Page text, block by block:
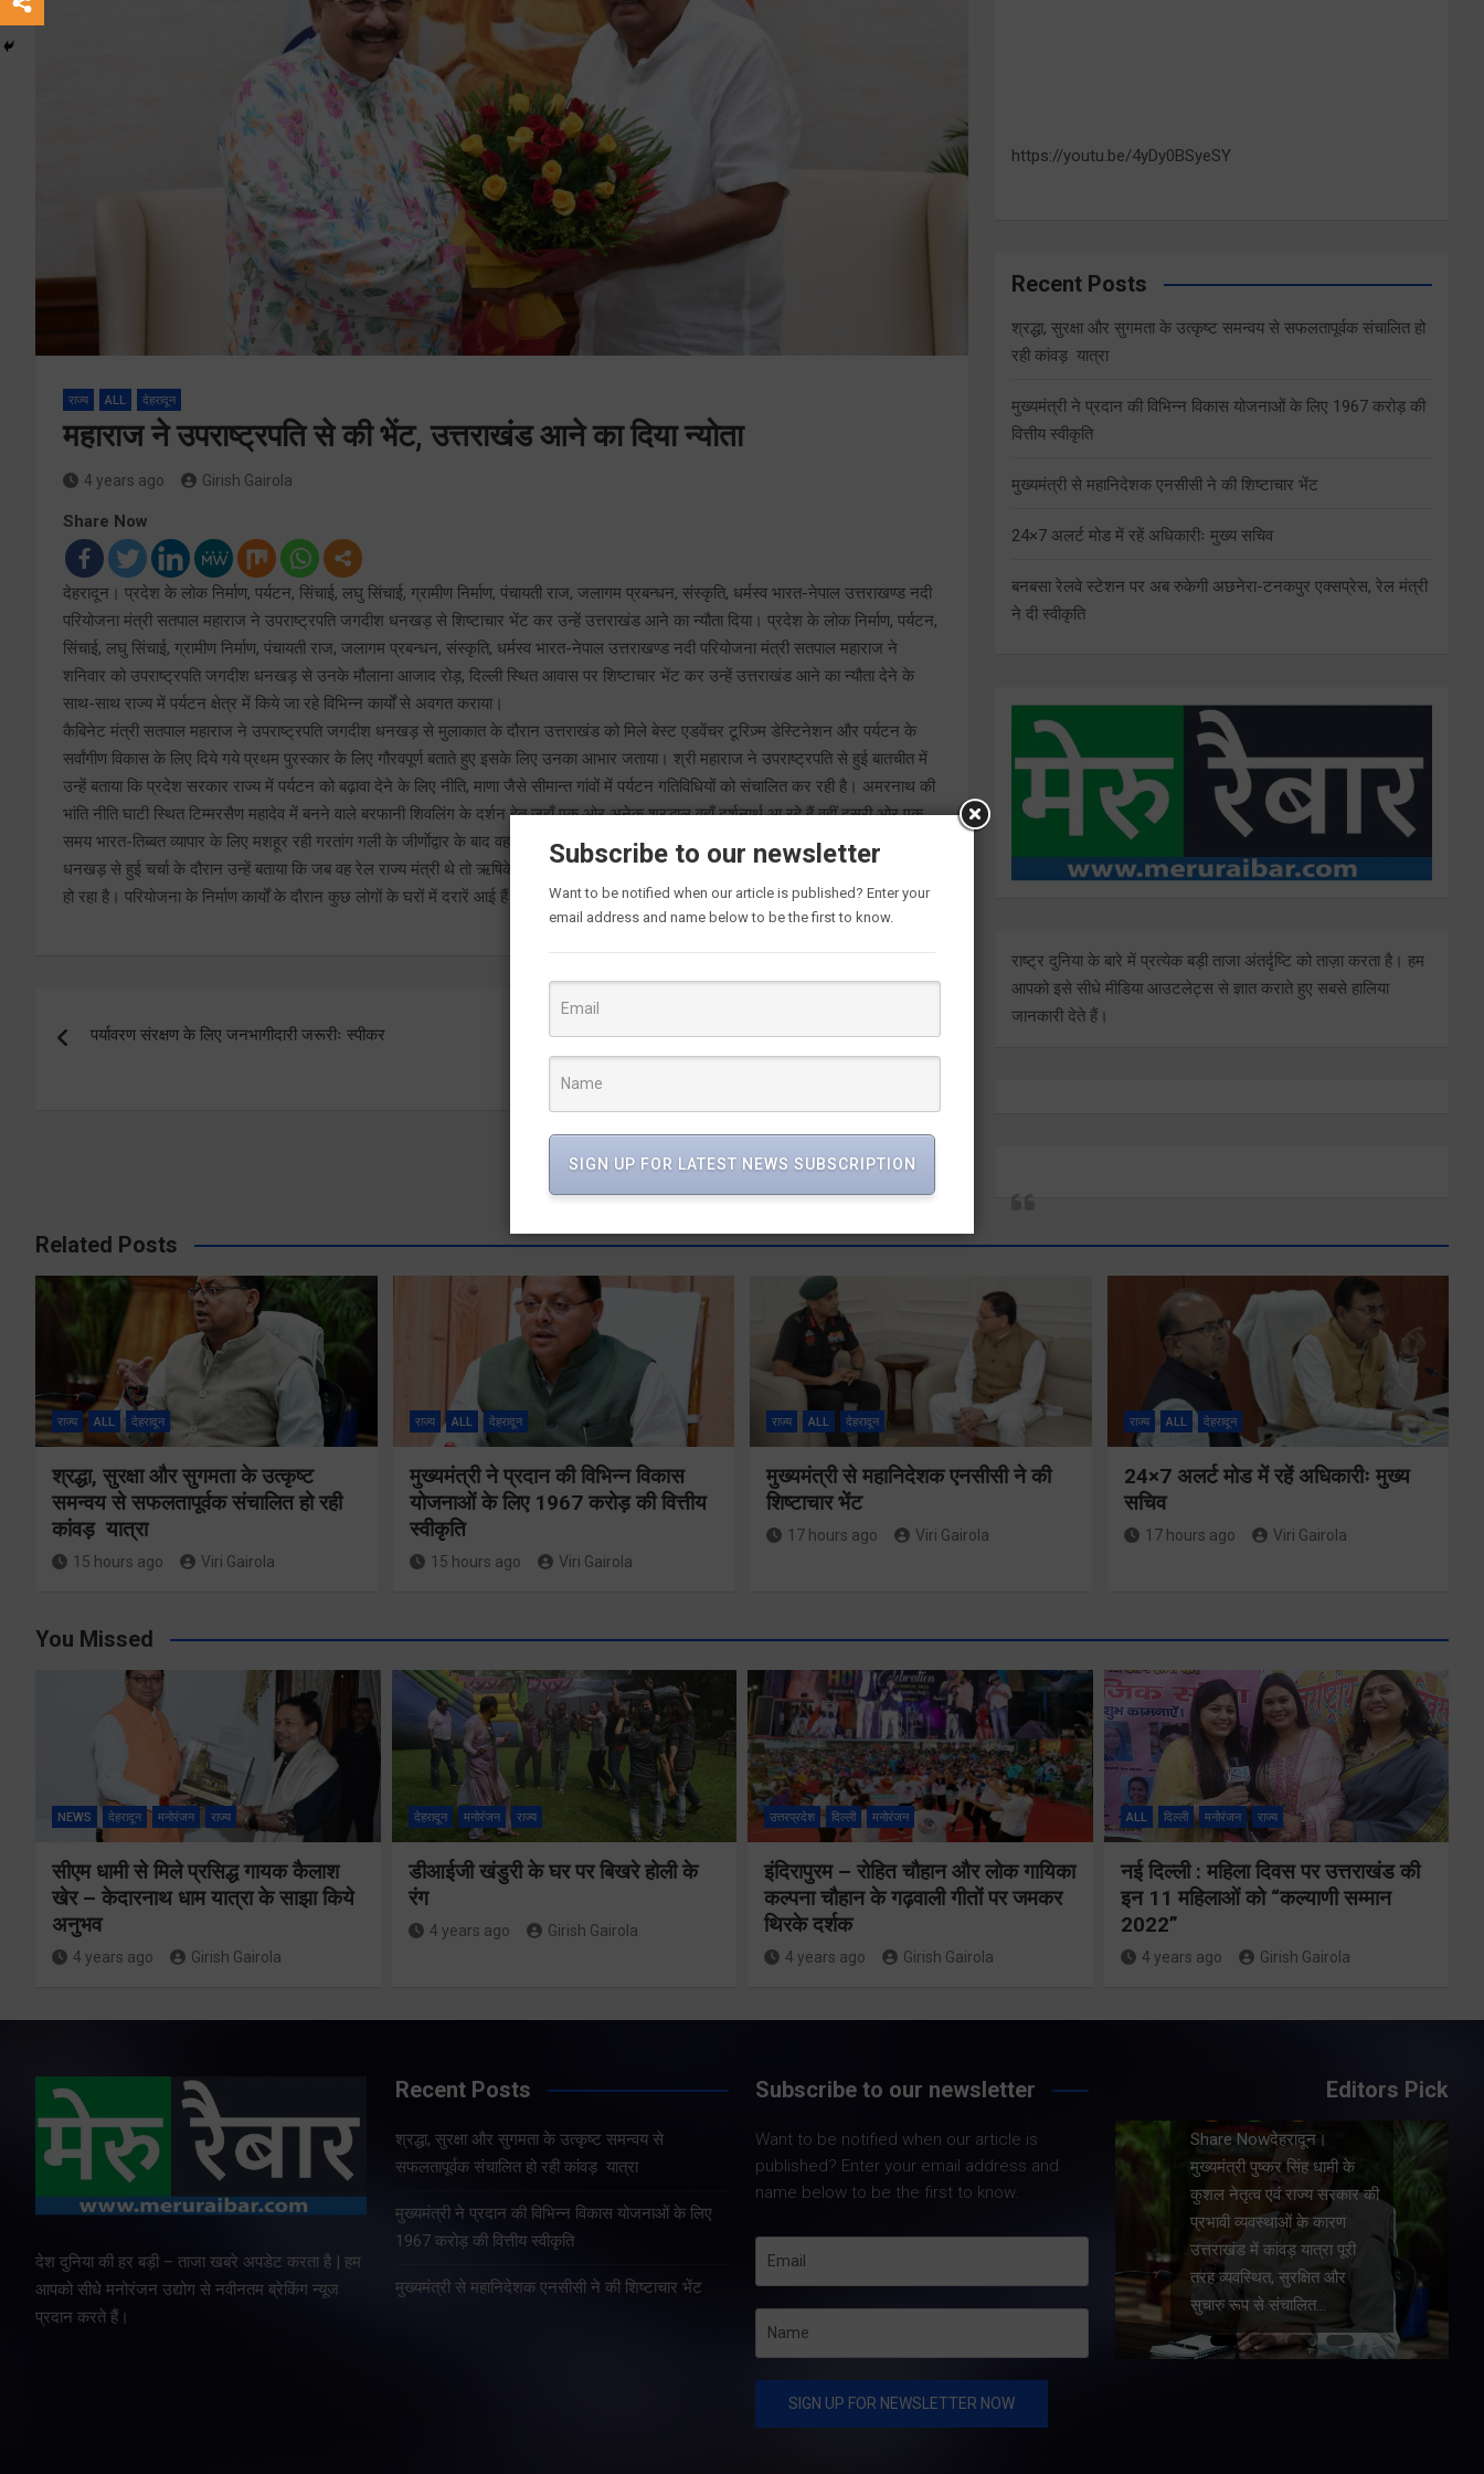
राज्य ALL देहरादून
महाराज ने उपराष्ट्रपति से की भेंट, उत्तराखंड आने का दिया न्योता
4 years ago Girish Gairola
Share Now
देहरादून। प्रदेश के लोक निर्माण, पर्यटन, सिंचाई, लघु सिंचाई, ग्रामीण निर्माण, पंचायती राज, जलागम प्रबन्धन, संस्कृति, धर्मस्व भारत-नेपाल उत्तराखण्ड नदी
परियोजना मंत्री सतपाल महाराज ने उपराष्ट्रपति जगदीश धनखड़ से शिष्टाचार भेंट कर उन्हें उत्तराखंड आने का न्यौता दिया। प्रदेश के लोक निर्माण, पर्यटन,
सिंचाई, लघु सिंचाई, ग्रामीण निर्माण, पंचायती राज, जलागम प्रबन्धन, संस्कृति, धर्मस्व भारत-नेपाल उत्तराखण्ड नदी परियोजना मंत्री सतपाल महाराज ने
शनिवार को उपराष्ट्रपति जगदीश धनखड़ से उनके मौलाना आजाद रोड़, दिल्ली स्थित आवास पर शिष्टाचार भेंट कर उन्हें उत्तराखंड आने का न्यौता देने के
साथ-साथ राज्य में पर्यटन क्षेत्र में किये जा रहे विभिन्न कार्यों से अवगत कराया।
कैबिनेट मंत्री सतपाल महाराज ने उपराष्ट्रपति जगदीश धनखड़ से मुलाकात के दौरान उत्तराखंड को मिले बेस्ट एडवेंचर टूरिज़्म डेस्टिनेशन और पर्यटन के
सर्वांगीण विकास के लिए दिये गये प्रथम पुरस्कार के लिए गौरवपूर्ण बताते हुए इसके लिए उनका आभार जताया। श्री महाराज ने उपराष्ट्रपति से हुई बातचीत में
उन्हें बताया कि प्रदेश सरकार राज्य में पर्यटन को बढ़ावा देने के लिए नीति, माणा जैसे सीमान्त गांवों में पर्यटन गतिविधियों को संचालित कर रही है। अमरनाथ की
भांति नीति घाटी स्थित टिम्मरसैण महादेव में बनने वाले बरफानी शिवलिंग के दर्शन हेतु जहाँ एक ओर अनेक श्रृद्धालु वहाँ दर्शनार्थ आ रहे हैं वहीं दूसरी ओर एक
समय भारत-तिब्बत व्यापार के लिए मशहूर रही गरतांग गली के जीर्णाेद्वार के बाद वहां भी बड़ी संख्या में पर्यटक आने लगे हैं। उन्हांेने उपराष्ट्रपति जगदीश
धनखड़ से हुई चर्चा के दौरान उन्हें बताया कि जब वह रेल राज्य मंत्री थे तो ऋषिकेश-कर्णप्रयाग रेलवे लाइन उनका ड्रीम प्रोजेक्ट था जो आज बनकर तैयार
हो रहा है। परियोजना के निर्माण कार्यों के दौरान कुछ लोगों के घरों में दरारें आई हैं जिसके लिए उन्हें शीघ्र ही मुआवजा दिया जायेगा।
navigation
पर्यावरण संरक्षण के लिए जनभागीदारी जरूरीः स्पीकर
उत्तराखण्ड राज्य आन्दोलकारी शहीदों को सीएम धामी ने दी
श्रद्धांजलि
https://youtu.be/4yDy0BSyeSY
Recent Posts
श्रद्धा, सुरक्षा और सुगमता के उत्कृष्ट समन्वय से सफलतापूर्वक संचालित हो
रही कांवड़ यात्रा
मुख्यमंत्री ने प्रदान की विभिन्न विकास योजनाओं के लिए 1967 करोड़ की
वित्तीय स्वीकृति
मुख्यमंत्री से महानिदेशक एनसीसी ने की शिष्टाचार भेंट
24×7 अलर्ट मोड में रहें अधिकारीः मुख्य सचिव
बनबसा रेलवे स्टेशन पर अब रुकेगी अछनेरा-टनकपुर एक्सप्रेस, रेल मंत्री
ने दी स्वीकृति
राष्ट्र दुनिया के बारे में प्रत्येक बड़ी ताजा अंतर्दृष्टि को ताज़ा करता है। हम
आपको इसे सीधे मीडिया आउटलेट्स से ज्ञात कराते हुए सबसे हालिया
जानकारी देते हैं।
Related Posts
राज्य ALL देहरादून
श्रद्धा, सुरक्षा और सुगमता के उत्कृष्ट
समन्वय से सफलतापूर्वक संचालित हो रही
कांवड़ यात्रा
15 hours ago Viri Gairola
राज्य ALL देहरादून
मुख्यमंत्री ने प्रदान की विभिन्न विकास
योजनाओं के लिए 1967 करोड़ की वित्तीय
स्वीकृति
15 hours ago Viri Gairola
राज्य ALL देहरादून
मुख्यमंत्री से महानिदेशक एनसीसी ने की
शिष्टाचार भेंट
17 hours ago Viri Gairola
राज्य ALL देहरादून
24×7 अलर्ट मोड में रहें अधिकारीः मुख्य
सचिव
17 hours ago Viri Gairola
You Missed
NEWS देहरादून मनोरंजन राज्य
सीएम धामी से मिले प्रसिद्ध गायक कैलाश
खेर – केदारनाथ धाम यात्रा के साझा किये
अनुभव
4 years ago Girish Gairola
देहरादून मनोरंजन राज्य
डीआईजी खंडुरी के घर पर बिखरे होली के
रंग
4 years ago Girish Gairola
उत्तरप्रदेश दिल्ली मनोरंजन
इंदिरापुरम – रोहित चौहान और लोक गायिका
कल्पना चौहान के गढ़वाली गीतों पर जमकर
थिरके दर्शक
4 years ago Girish Gairola
ALL दिल्ली मनोरंजन राज्य
नई दिल्ली : महिला दिवस पर उत्तराखंड की
इन 11 महिलाओं को “कल्याणी सम्मान
2022”
4 years ago Girish Gairola
देश दुनिया की हर बड़ी – ताजा खबरे अपडेट करता है | हम
आपको सीधे मनोरंजन उद्योग से नवीनतम ब्रेकिंग न्यूज
प्रदान करते हैं।
Recent Posts
श्रद्धा, सुरक्षा और सुगमता के उत्कृष्ट समन्वय से
सफलतापूर्वक संचालित हो रही कांवड़ यात्रा
मुख्यमंत्री ने प्रदान की विभिन्न विकास योजनाओं के लिए
1967 करोड़ की वित्तीय स्वीकृति
मुख्यमंत्री से महानिदेशक एनसीसी ने की शिष्टाचार भेंट
Subscribe to our newsletter
Want to be notified when our article is
published? Enter your email address and
name below to be the first to know.
Editors Pick
में रहें अधिकारीः
Share Nowदेहरादून। मुख्य
सचिव आनंद बर्द्धन ने गुरुवार को
राज्य आपातकालीन परिचालन
केंद्र पहुंचकर प्रदेश में लगातार
उत्पन्न स्थिति की विस्तृत समीक्षा
श्रद्धा, सुरक्षा और
सुगमता के
उत्कृष्ट समन्वय
से सफलतापूर्वक
कांवड़ यात्रा
Share Now
Share Nowदेहरादून।
मुख्यमंत्री पुष्कर सिंह धामी के
कुशल नेतृत्व एवं राज्य सरकार की
सुचारु रूप से संचालित…
मुख्यमंत्री ने
प्रदान की विभिन्न
विकास योजनाओं
के लिए 1967
करोड़ की वित्तीय
स्वीकृति
Share Nowदेहरादून।
मुख्यमंत्री पुष्कर सिंह धामी ने
प्रदेश में शहरी आधारभूत
सुविधाओं के सुदृढ़ीकरण तथा
जीआईएस आधारित जल-निकासी
योजना के लिए कुल 1967 करोड़
की वित्तीय स्वीकृति प्रदान की है।
…
Subscribe to our newsletter
Want to be notified when our article is published? Enter your
email address and name below to be the first to know.
SIGN UP FOR LATEST NEWS SUBSCRIPTION